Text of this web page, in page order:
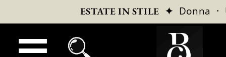
ESTATE IN STILE ✦ Donna ·